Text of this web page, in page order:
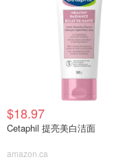
$18.97
Cetaphil 提亮美白洁面
amazon.ca